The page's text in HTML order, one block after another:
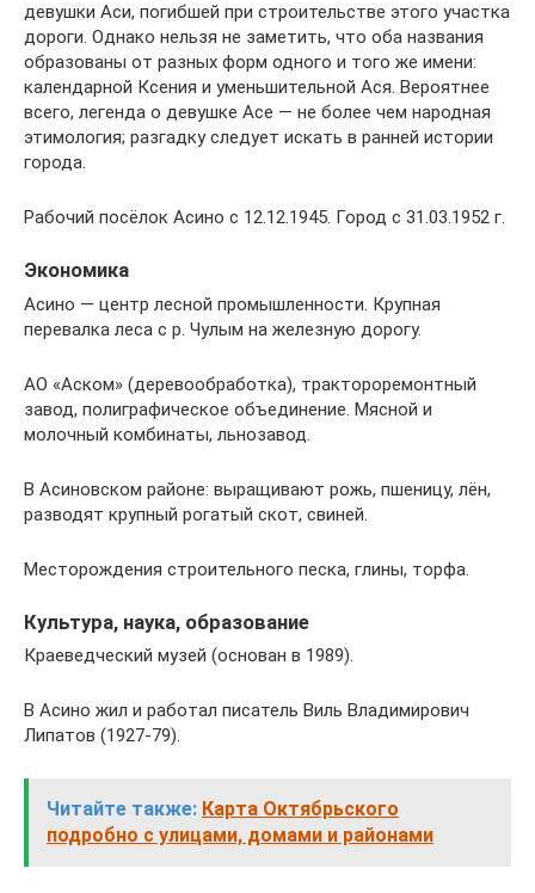
девушки Аси, погибшей при строительстве этого участка
дороги. Однако нельзя не заметить, что оба названия
образованы от разных форм одного и того же имени:
календарной Ксения и уменьшительной Ася. Вероятнее
всего, легенда о девушке Асе — не более чем народная
этимология; разгадку следует искать в ранней истории
города.
Рабочий посёлок Асино с 12.12.1945. Город с 31.03.1952 г.
Экономика
Асино — центр лесной промышленности. Крупная
перевалка леса с р. Чулым на железную дорогу.
АО «Аском» (деревообработка), трактороремонтный
завод, полиграфическое объединение. Мясной и
молочный комбинаты, льнозавод.
В Асиновском районе: выращивают рожь, пшеницу, лён,
разводят крупный рогатый скот, свиней.
Месторождения строительного песка, глины, торфа.
Культура, наука, образование
Краеведческий музей (основан в 1989).
В Асино жил и работал писатель Виль Владимирович
Липатов (1927-79).
Читайте также: Карта Октябрьского
подробно с улицами, домами и районами